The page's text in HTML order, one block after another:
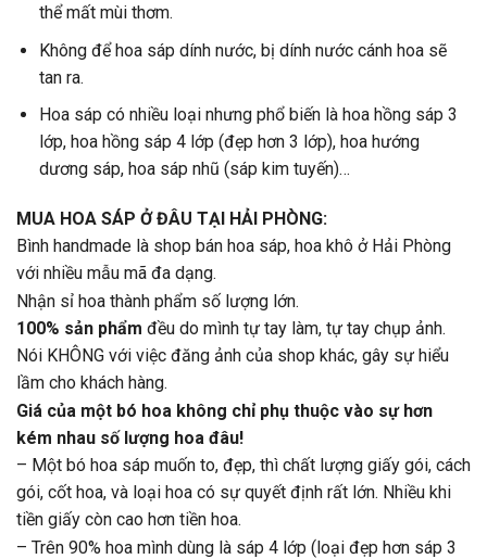
thể mất mùi thơm.
Không để hoa sáp dính nước, bị dính nước cánh hoa sẽ
tan ra.
Hoa sáp có nhiều loại nhưng phổ biến là hoa hồng sáp 3
lớp, hoa hồng sáp 4 lớp (đẹp hơn 3 lớp), hoa hướng
dương sáp, hoa sáp nhũ (sáp kim tuyến)…
MUA HOA SÁP Ở ĐÂU TẠI HẢI PHÒNG:
Bình handmade là shop bán hoa sáp, hoa khô ở Hải Phòng
với nhiều mẫu mã đa dạng.
Nhận sỉ hoa thành phẩm số lượng lớn.
100% sản phẩm đều do mình tự tay làm, tự tay chụp ảnh.
Nói KHÔNG với việc đăng ảnh của shop khác, gây sự hiểu
lầm cho khách hàng.
Giá của một bó hoa không chỉ phụ thuộc vào sự hơn
kém nhau số lượng hoa đâu!
– Một bó hoa sáp muốn to, đẹp, thì chất lượng giấy gói, cách
gói, cốt hoa, và loại hoa có sự quyết định rất lớn. Nhiều khi
tiền giấy còn cao hơn tiền hoa.
– Trên 90% hoa mình dùng là sáp 4 lớp (loại đẹp hơn sáp 3